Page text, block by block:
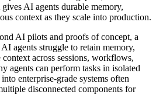
Summit
AI Agents
Memory